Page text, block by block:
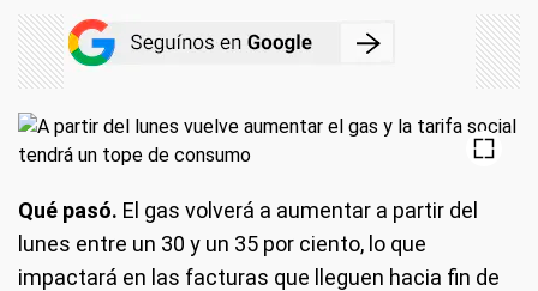
Qué pasó. El gas volverá a aumentar a partir del
lunes entre un 30 y un 35 por ciento, lo que
impactará en las facturas que lleguen hacia fin de